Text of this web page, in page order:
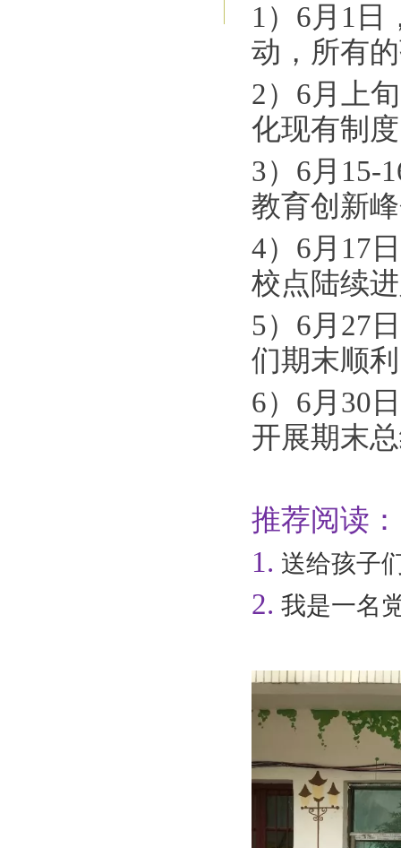
1）6月1日
动，所有
2）6月上
化现有制
3）6月15-
教育创新
4）6月17
校点陆续
5）6月27
们期末顺
6）6月30
开展期末
推荐阅读：
1. 送给孩子
2. 我是一名